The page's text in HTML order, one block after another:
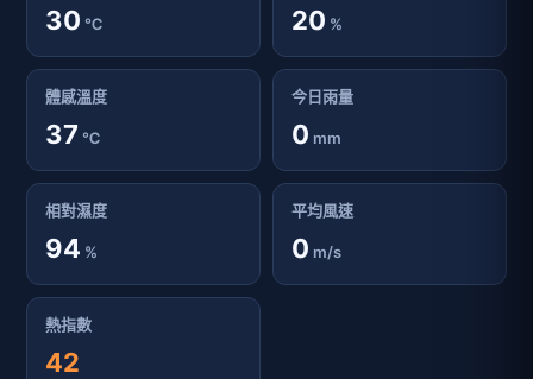
30 ℃ 20 %
體感溫度
37 ℃
今日雨量
0 mm
相對濕度
94 %
平均風速
0 m/s
熱指數
42